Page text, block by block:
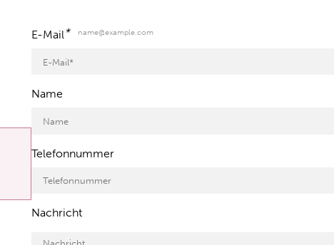
E-Mail* name@example.com
Name
Telefonnummer
Nachricht